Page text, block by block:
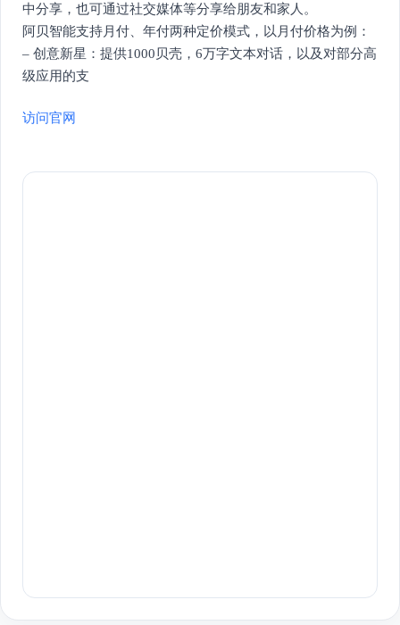
中分享，也可通过社交媒体等分享给朋友和家人。
阿贝智能支持月付、年付两种定价模式，以月付价格为例：
– 创意新星：提供1000贝壳，6万字文本对话，以及对部分高
级应用的支
访问官网